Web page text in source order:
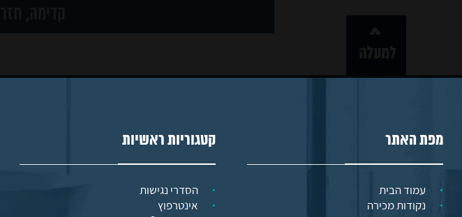
מפת האתר
עמוד הבית
נקודות מכירה
קטגוריות ראשיות
הסדרי נגישות
אינטרפוץ